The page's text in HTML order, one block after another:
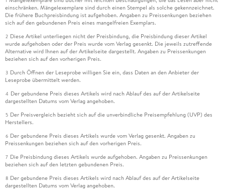
einschränken. Mängelexemplare sind durch einen Stempel als solche gekennzeichnet.
Die frühere Buchpreisbindung ist aufgehoben. Angaben zu Preissenkungen beziehen
sich auf den gebundenen Preis eines mangelfreien Exemplars.
2 Diese Artikel unterliegen nicht der Preisbindung, die Preisbindung dieser Artikel
wurde aufgehoben oder der Preis wurde vom Verlag gesenkt. Die jeweils zutreffende
Alternative wird Ihnen auf der Artikelseite dargestellt. Angaben zu Preissenkungen
beziehen sich auf den vorherigen Preis.
3 Durch Öffnen der Leseprobe willigen Sie ein, dass Daten an den Anbieter der
Leseprobe übermittelt werden.
4 Der gebundene Preis dieses Artikels wird nach Ablauf des auf der Artikelseite
dargestellten Datums vom Verlag angehoben.
5 Der Preisvergleich bezieht sich auf die unverbindliche Preisempfehlung (UVP) des
Herstellers.
6 Der gebundene Preis dieses Artikels wurde vom Verlag gesenkt. Angaben zu
Preissenkungen beziehen sich auf den vorherigen Preis.
7 Die Preisbindung dieses Artikels wurde aufgehoben. Angaben zu Preissenkungen
beziehen sich auf den letzten gebundenen Preis.
8 Der gebundene Preis dieses Artikels wird nach Ablauf des auf der Artikelseite
dargestellten Datums vom Verlag angehoben.